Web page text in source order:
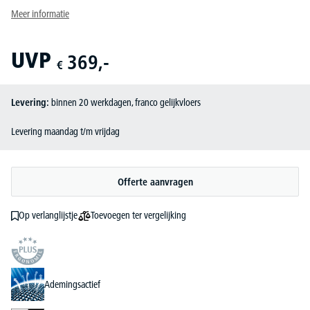
Meer informatie
UVP € 369,-
Levering: binnen 20 werkdagen, franco gelijkvloers
Levering maandag t/m vrijdag
Offerte aanvragen
Op verlanglijstje Toevoegen ter vergelijking
Ademingsactief